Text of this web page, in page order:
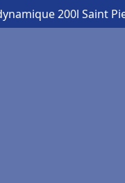
200l Saint